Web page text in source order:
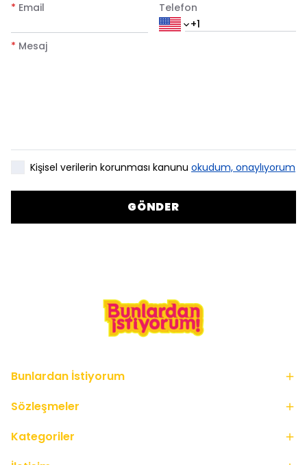
* Email Telefon
* Mesaj
Kişisel verilerin korunması kanunu okudum, onaylıyorum
GÖNDER
Bunlardan İstiyorum
Sözleşmeler
Kategoriler